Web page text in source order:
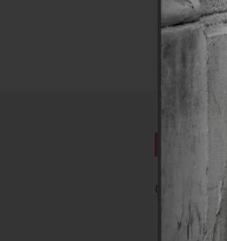
Comme